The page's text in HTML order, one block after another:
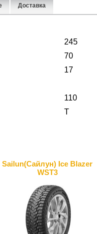
Доставка
245
70
17
110
T
Sailun(Сайлун) Ice Blazer
WST3